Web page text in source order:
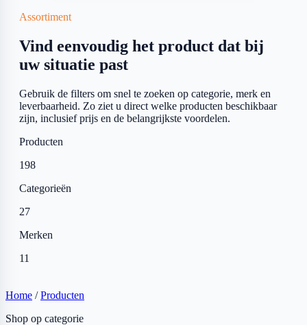
Assortiment
Vind eenvoudig het product dat bij
uw situatie past
Gebruik de filters om snel te zoeken op categorie, merk en
leverbaarheid. Zo ziet u direct welke producten beschikbaar
zijn, inclusief prijs en de belangrijkste voordelen.
Producten
198
Categorieën
27
Merken
11
Home / Producten
Shop op categorie